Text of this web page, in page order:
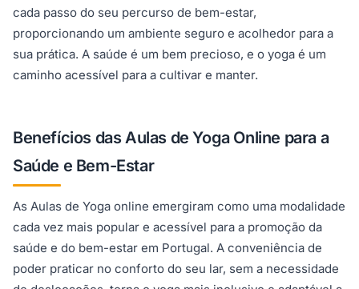
cada passo do seu percurso de bem-estar,
proporcionando um ambiente seguro e acolhedor para a
sua prática. A saúde é um bem precioso, e o yoga é um
caminho acessível para a cultivar e manter.
Benefícios das Aulas de Yoga Online para a
Saúde e Bem-Estar
As Aulas de Yoga online emergiram como uma modalidade
cada vez mais popular e acessível para a promoção da
saúde e do bem-estar em Portugal. A conveniência de
poder praticar no conforto do seu lar, sem a necessidade